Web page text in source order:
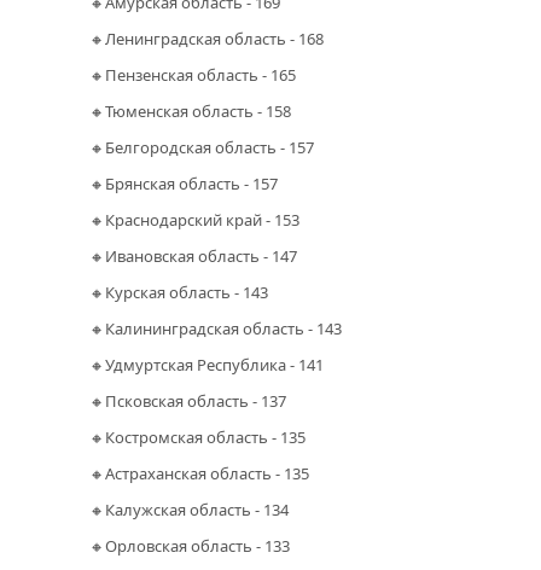
🔸Ленинградская область - 168
🔸Пензенская область - 165
🔸Тюменская область - 158
🔸Белгородская область - 157
🔸Брянская область - 157
🔸Краснодарский край - 153
🔸Ивановская область - 147
🔸Курская область - 143
🔸Калининградская область - 143
🔸Удмуртская Республика - 141
🔸Псковская область - 137
🔸Костромская область - 135
🔸Астраханская область - 135
🔸Калужская область - 134
🔸Орловская область - 133